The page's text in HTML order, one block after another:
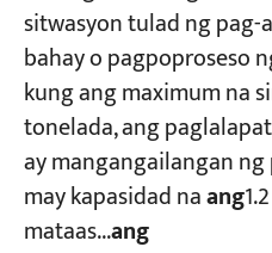
sitwasyon tulad ng pag-
bahay o pagpoproseso
kung ang maximum na
tonelada, ang
ay mangangailangan
may kapasidad na ​ang
mataas...ang